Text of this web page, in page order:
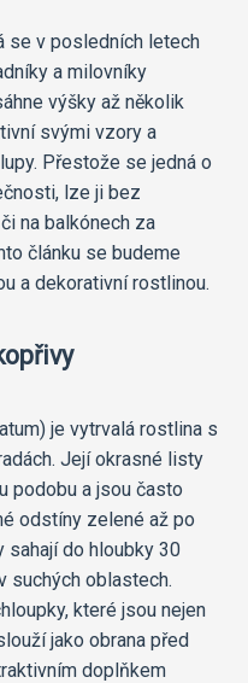
se v posledních letech
a milovníky
výšky až několik
svými vzory a
Přestože se jedná o
lze ji bez
na balkónech za
článku se budeme
a dekorativní rostlinou.
je vytrvalá rostlina s
Její okrasné listy
podobu a jsou často
odstíny zelené až po
sahají do hloubky 30
suchých oblastech.
které jsou nejen
jako obrana před
doplňkem